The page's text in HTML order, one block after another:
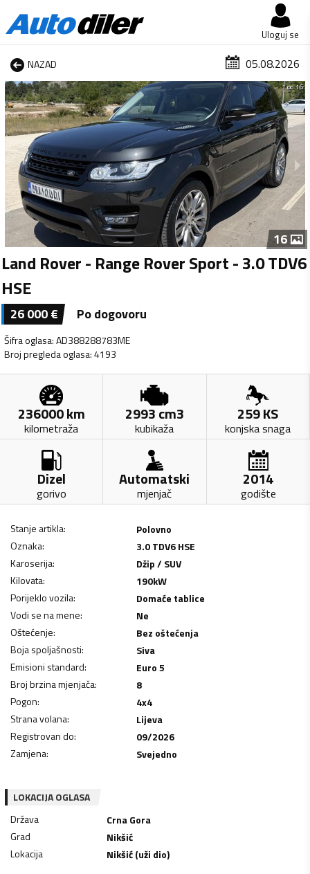
Uloguj se
NAZAD 05.08.2026
1 od 16
16
Land Rover - Range Rover Sport - 3.0 TDV6
HSE
26 000€ Po dogovoru
Šifra oglasa:AD388288783ME
Broj pregleda oglasa:4193
236000km
kilometraža
2993cm3
kubikaža
259KS
konjska snaga
Dizel
gorivo
Automatski
mjenjač
2014
godište
Stanje artikla:
Polovno
Oznaka:
3.0 TDV6 HSE
Karoserija:
Džip / SUV
Kilovata: 190kW
Porijeklo vozila:
Domaće tablice
Vodi se na mene:
Ne
Oštećenje:
Bez oštećenja
Boja spoljašnosti:
Siva
Emisioni standard:
Euro 5
Broj brzina mjenjača:
8
Pogon:
4x4
Strana volana:
Lijeva
Registrovan do:
09/2026
Zamjena: Svejedno
LOKACIJA OGLASA
Država
Crna Gora
Grad
Nikšić
Lokacija
Nikšić (uži dio)